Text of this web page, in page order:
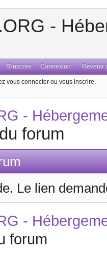
-
S'inscrire Connexion Revenir
vous connecter ou vous inscrire.
-
forum
Le lien
-
forum